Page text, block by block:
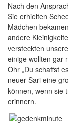
Nach den
Sie erhielten
Mädchen
andere
versteckten
einige wollten gar
Ohr „Du schaffst
neuer Sari eine
können, wenn sie
erinnern.